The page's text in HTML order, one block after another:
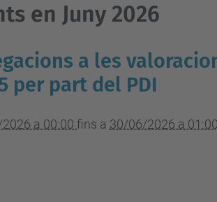
en Juny 2026
a les
per part del PDI
a 00:00 fins a 30/06/2026 a